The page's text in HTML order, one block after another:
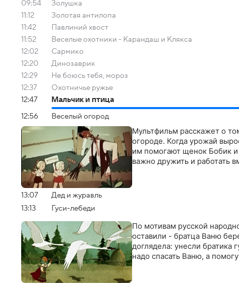
09:54
Золушка
11:12
Золотая антилопа
11:42
Павлиний хвост
11:52
Веселые oхoтники - Кaрaндaш и Кляксa
12:02
Сармико
12:20
Динозаврик
12:29
Не боюсь тебя, мороз
12:37
Охотничье ружье
12:47
Мальчик и птица
12:56 Веселый огород
Мультфильм расскажет о
огороде. Когда урожай
им помогают щенок Бобик
важно дружить и работать
13:07
Дед и журавль
13:13
Гуси-лебеди
По мотивам русской
оставили - братца Ваню
доглядела: унесли
надо спасать Ваню, а